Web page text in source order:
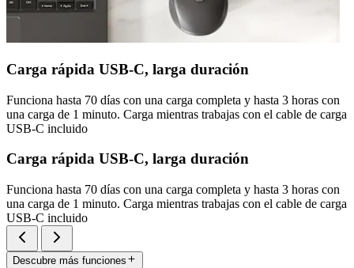
Carga rápida USB-C, larga duración
Funciona hasta 70 días con una carga completa y hasta 3 horas con
una carga de 1 minuto. Carga mientras trabajas con el cable de carga
USB-C incluido
Carga rápida USB-C, larga duración
Funciona hasta 70 días con una carga completa y hasta 3 horas con
una carga de 1 minuto. Carga mientras trabajas con el cable de carga
USB-C incluido
Descubre más funciones